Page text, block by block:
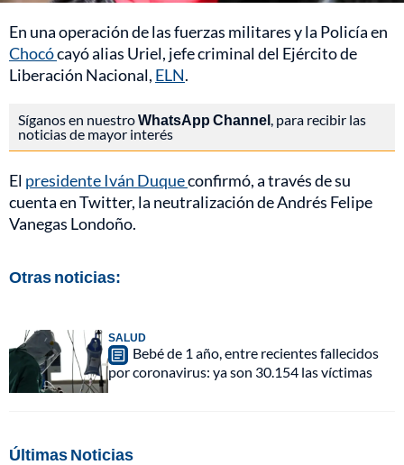
En una operación de las fuerzas militares y la Policía en
Chocócayó alias Uriel, jefe criminal del Ejército de
Liberación Nacional, ELN.
Síganos en nuestroWhatsApp Channel , para recibir las
noticias de mayor interés
El presidente Iván Duqueconfirmó, a través de su
cuenta en Twitter, la neutralización de Andrés Felipe
Vanegas Londoño.
Otras noticias:
SALUD
Bebé de 1 año, entre recientes fallecidos
por coronavirus: ya son 30.154 las víctimas
Últimas Noticias